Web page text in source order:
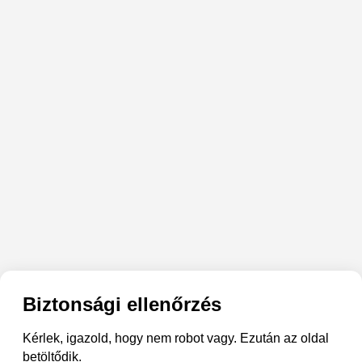
Biztonsági ellenőrzés
Kérlek, igazold, hogy nem robot vagy. Ezután az oldal
betöltődik.